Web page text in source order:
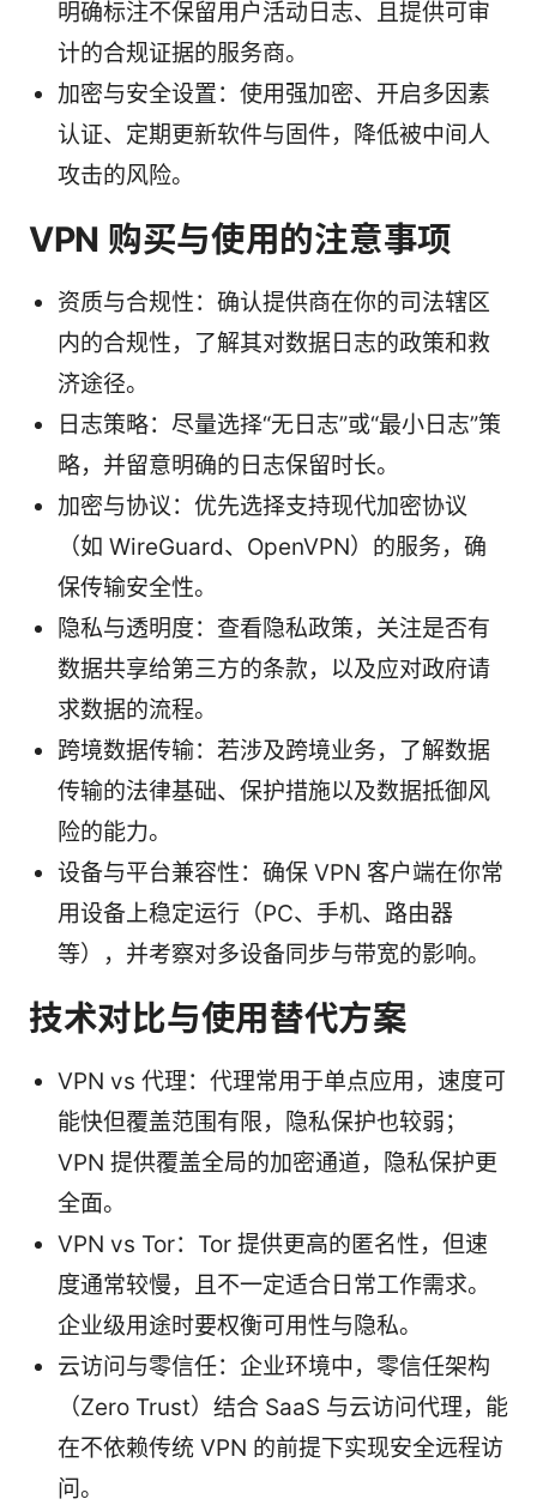
明确标注不保留用户活动日志、且提供可审
计的合规证据的服务商。
加密与安全设置：使用强加密、开启多因素
认证、定期更新软件与固件，降低被中间人
攻击的风险。
VPN 购买与使用的注意事项
资质与合规性：确认提供商在你的司法辖区
内的合规性，了解其对数据日志的政策和救
济途径。
日志策略：尽量选择“无日志”或“最小日志”策
略，并留意明确的日志保留时长。
加密与协议：优先选择支持现代加密协议
（如 WireGuard、OpenVPN）的服务，确
保传输安全性。
隐私与透明度：查看隐私政策，关注是否有
数据共享给第三方的条款，以及应对政府请
求数据的流程。
跨境数据传输：若涉及跨境业务，了解数据
传输的法律基础、保护措施以及数据抵御风
险的能力。
设备与平台兼容性：确保 VPN 客户端在你常
用设备上稳定运行（PC、手机、路由器
等），并考察对多设备同步与带宽的影响。
技术对比与使用替代方案
VPN vs 代理：代理常用于单点应用，速度可
能快但覆盖范围有限，隐私保护也较弱；
VPN 提供覆盖全局的加密通道，隐私保护更
全面。
VPN vs Tor：Tor 提供更高的匿名性，但速
度通常较慢，且不一定适合日常工作需求。
企业级用途时要权衡可用性与隐私。
云访问与零信任：企业环境中，零信任架构
（Zero Trust）结合 SaaS 与云访问代理，能
在不依赖传统 VPN 的前提下实现安全远程访
问。